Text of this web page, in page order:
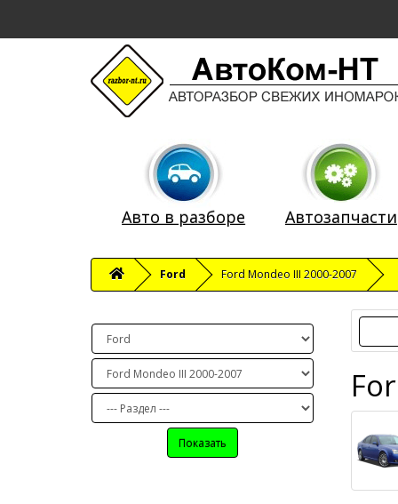
Авто в разборе Автозапчасти
Ford Ford Mondeo III 2000-2007
Показать